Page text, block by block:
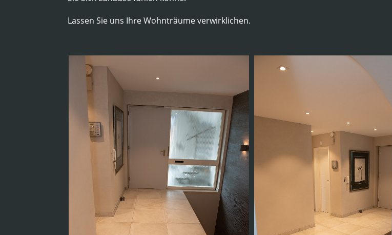
Lassen Sie uns Ihre Wohnträume verwirklichen.